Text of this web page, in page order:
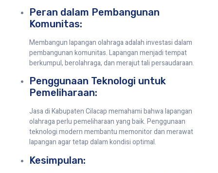
Peran dalam Pembangunan
Komunitas:
Membangun lapangan olahraga adalah investasi dalam
pembangunan komunitas. Lapangan menjadi tempat
berkumpul, berolahraga, dan merajut tali persaudaraan.
Penggunaan Teknologi untuk
Pemeliharaan:
Jasa di Kabupaten Cilacap memahami bahwa lapangan
olahraga perlu pemeliharaan yang baik. Penggunaan
teknologi modern membantu memonitor dan merawat
lapangan agar tetap dalam kondisi optimal.
Kesimpulan: